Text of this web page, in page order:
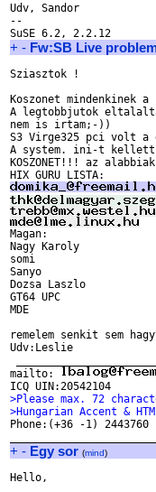
Udv, Sandor
--
+ - Fw:SB Live
Sziasztok !
Koszonet mindenkinek
A legtobbjutok
nem is irtam;-))
S3 Virge325 pci volt a
A system. ini-t kellett
KOSZONET!!! az
Nagy Karoly
somi
Sanyo
Dozsa Laszlo
GT64 UPC
MDE
remelem senkit sem
Udv:Leslie
mailto:
>Please max. 72
>Hungarian Accent &
Phone:(+36 -1) 2443760
+ - Egy sor (mind)
Hello,